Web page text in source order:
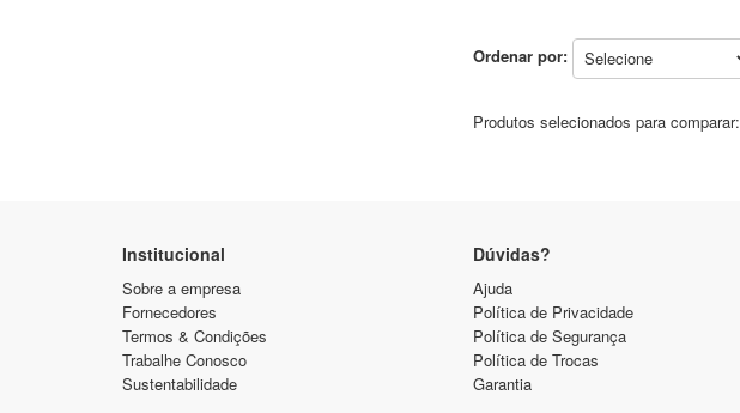
Ordenar por:
Produtos selecionados para comparar:
Institucional
Sobre a empresa
Fornecedores
Termos & Condições
Trabalhe Conosco
Sustentabilidade
Dúvidas?
Ajuda
Política de Privacidade
Política de Segurança
Política de Trocas
Garantia